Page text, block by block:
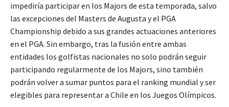
impediría participar en los Majors de esta temporada, salvo
las excepciones del Masters de Augusta y el PGA
Championship debido a sus grandes actuaciones anteriores
en el PGA. Sin embargo, tras la fusión entre ambas
entidades los golfistas nacionales no solo podrán seguir
participando regularmente de los Majors, sino también
podrán volver a sumar puntos para el ranking mundial y ser
elegibles para representar a Chile en los Juegos Olímpicos.